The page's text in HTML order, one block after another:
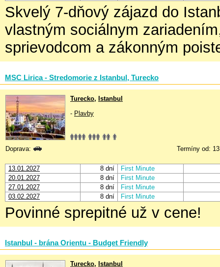
Skvelý 7-dňový zájazd do
vlastným sociálnym
sprievodcom a zákonným
MSC Lirica - Stredomorie z Istanbul, Turecko
Turecko, Istanbul
- Plavby
Doprava: Termíny od:
13.01.2027 8 dní
First Minute
20.01.2027
8 dní
First Minute
27.01.2027
8 dní
First Minute
03.02.2027
8 dní First Minute
Povinné sprepitné už v cene!
Istanbul - brána Orientu - Budget Friendly
Turecko, Istanbul